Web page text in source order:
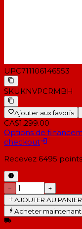
UPC711106146553
SKUKNVPCRMBH
Ajouter aux favoris
CA$1,299.00
Options de
checkout
Recevez 6495
−
+
AJOUTER AU PANIER
Acheter maintenant